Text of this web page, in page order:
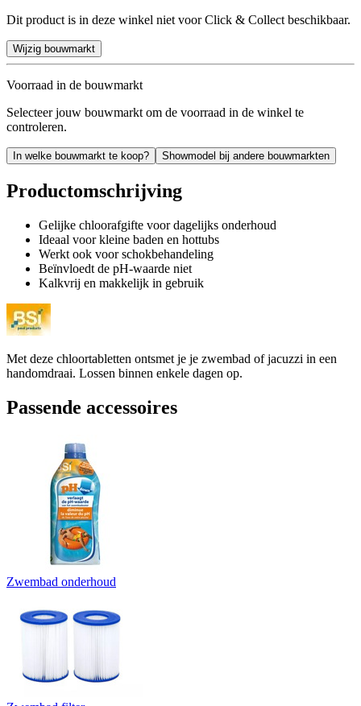
Dit product is in deze winkel niet voor Click & Collect beschikbaar.
Wijzig bouwmarkt
Voorraad in de bouwmarkt
Selecteer jouw bouwmarkt om de voorraad in de winkel te
controleren.
In welke bouwmarkt te koop? Showmodel bij andere bouwmarkten
Productomschrijving
Gelijke chloorafgifte voor dagelijks onderhoud
Ideaal voor kleine baden en hottubs
Werkt ook voor schokbehandeling
Beïnvloedt de pH-waarde niet
Kalkvrij en makkelijk in gebruik
Met deze chloortabletten ontsmet je je zwembad of jacuzzi in een
handomdraai. Lossen binnen enkele dagen op.
Passende accessoires
Zwembad onderhoud